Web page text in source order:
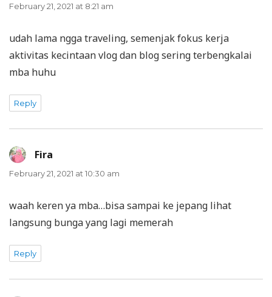
February 21, 2021 at 8:21 am
udah lama ngga traveling, semenjak fokus kerja
aktivitas kecintaan vlog dan blog sering terbengkalai
mba huhu
Reply
Fira
February 21, 2021 at 10:30 am
waah keren ya mba…bisa sampai ke jepang lihat
langsung bunga yang lagi memerah
Reply